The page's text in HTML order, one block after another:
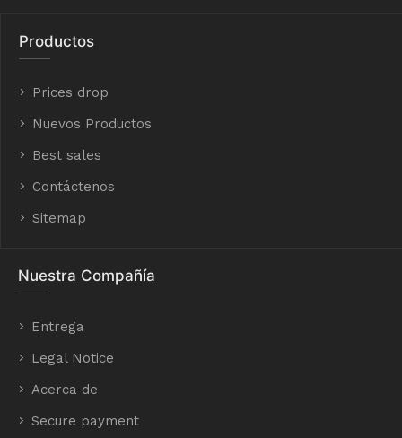
Productos
Prices drop
Nuevos Productos
Best sales
Contáctenos
Sitemap
Nuestra Compañía
Entrega
Legal Notice
Acerca de
Secure payment